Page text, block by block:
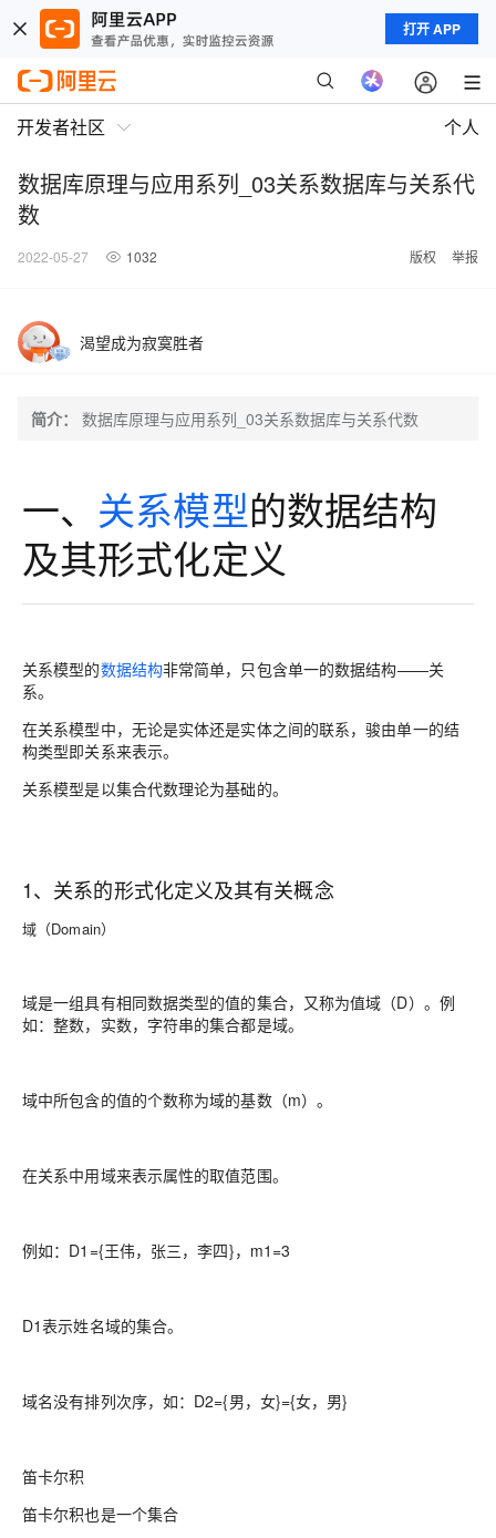
打开 APP
开发者社区 个人
数据库原理与应用系列_03关系数据库与关系代
数
2022-05-27 1032 版权 举报
渴望成为寂寞胜者
简介： 数据库原理与应用系列_03关系数据库与关系代数
一、 关系模型的数据结构
及其形式化定义
关系模型的数据结构非常简单，只包含单一的数据结构——关
系。
在关系模型中，无论是实体还是实体之间的联系，骏由单一的结
构类型即关系来表示。
关系模型是以集合代数理论为基础的。
1、关系的形式化定义及其有关概念
域（Domain）
域是一组具有相同数据类型的值的集合，又称为值域（D）。例
如：整数，实数，字符串的集合都是域。
域中所包含的值的个数称为域的基数（m）。
在关系中用域来表示属性的取值范围。
例如：D1={王伟，张三，李四}，m1=3
D1表示姓名域的集合。
域名没有排列次序，如：D2={男，女}={女，男}
笛卡尔积
笛卡尔积也是一个集合